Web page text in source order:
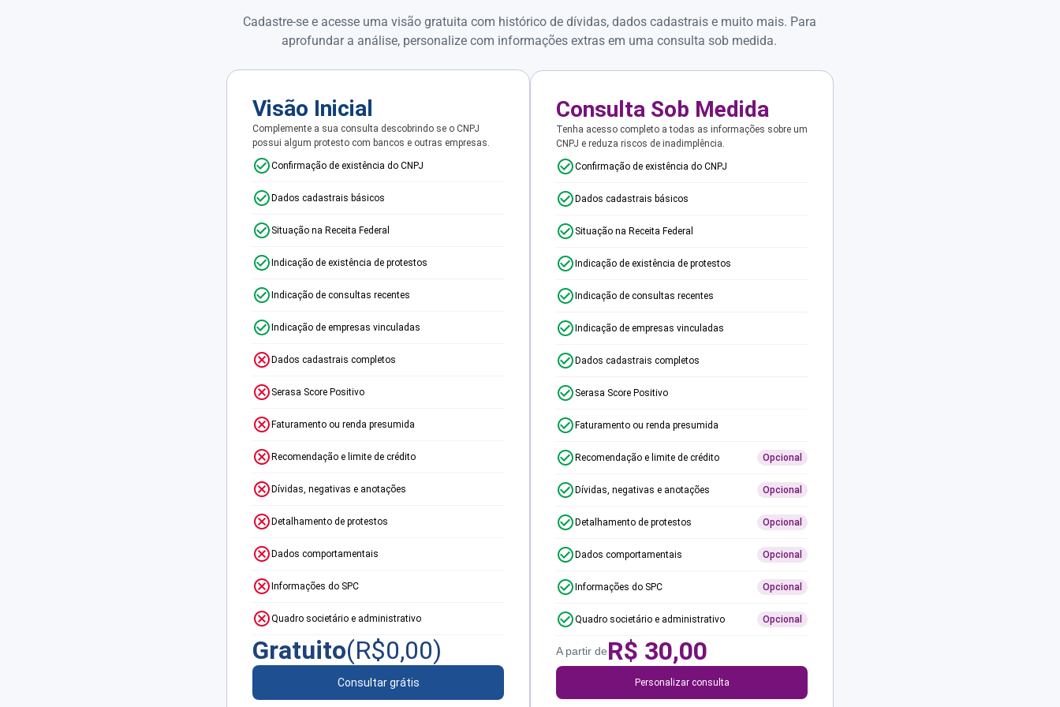
Cadastre-se e acesse uma visão gratuita com histórico de dívidas, dados cadastrais e muito mais. Para
aprofundar a análise, personalize com informações extras em uma consulta sob medida.
Visão Inicial
Complemente a sua consulta descobrindo se o CNPJ
possui algum protesto com bancos e outras empresas.
Confirmação de existência do CNPJ
Dados cadastrais básicos
Situação na Receita Federal
Indicação de existência de protestos
Indicação de consultas recentes
Indicação de empresas vinculadas
Dados cadastrais completos
Serasa Score Positivo
Faturamento ou renda presumida
Recomendação e limite de crédito
Dívidas, negativas e anotações
Detalhamento de protestos
Dados comportamentais
Informações do SPC
Quadro societário e administrativo
Gratuito(R$0,00)
Consultar grátis
Consulta Sob Medida
Tenha acesso completo a todas as informações sobre um
CNPJ e reduza riscos de inadimplência.
Confirmação de existência do CNPJ
Dados cadastrais básicos
Situação na Receita Federal
Indicação de existência de protestos
Indicação de consultas recentes
Indicação de empresas vinculadas
Dados cadastrais completos
Serasa Score Positivo
Faturamento ou renda presumida
Recomendação e limite de crédito Opcional
Dívidas, negativas e anotações Opcional
Detalhamento de protestos Opcional
Dados comportamentais Opcional
Informações do SPC Opcional
Quadro societário e administrativo Opcional
A partir deR$ 30,00
Personalizar consulta